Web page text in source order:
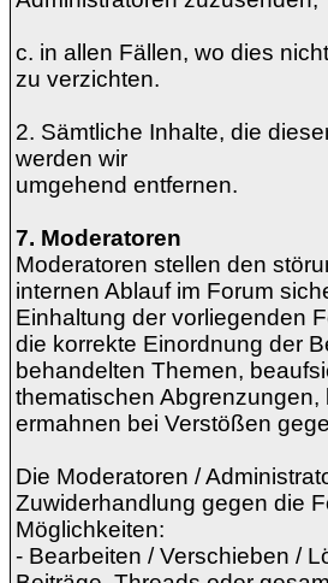
c. in allen Fällen, wo dies
zu verzichten.
2. Sämtliche Inhalte, die
werden wir
umgehend entfernen.
7. Moderatoren
Moderatoren stellen den
internen Ablauf im Forum
Einhaltung der vorliegenden
die korrekte Einordnung der
behandelten Themen,
thematischen Abgrenzungen,
ermahnen bei Verstößen
Die Moderatoren /
Zuwiderhandlung gegen die
Möglichkeiten:
- Bearbeiten / Verschieben /